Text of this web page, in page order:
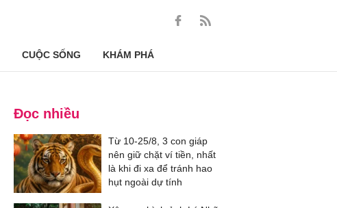
CUỘC SỐNG KHÁM PHÁ
Đọc nhiều
Từ 10-25/8, 3 con giáp
nên giữ chặt ví tiền, nhất
là khi đi xa để tránh hao
hụt ngoài dự tính